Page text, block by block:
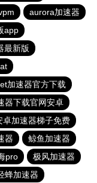
aurora加速器
app
最新版
加速器官方下载
器下载官网安卓
卓加速器梯子免费
器
鲸鱼加速器
pro
极风加速器
蜂加速器